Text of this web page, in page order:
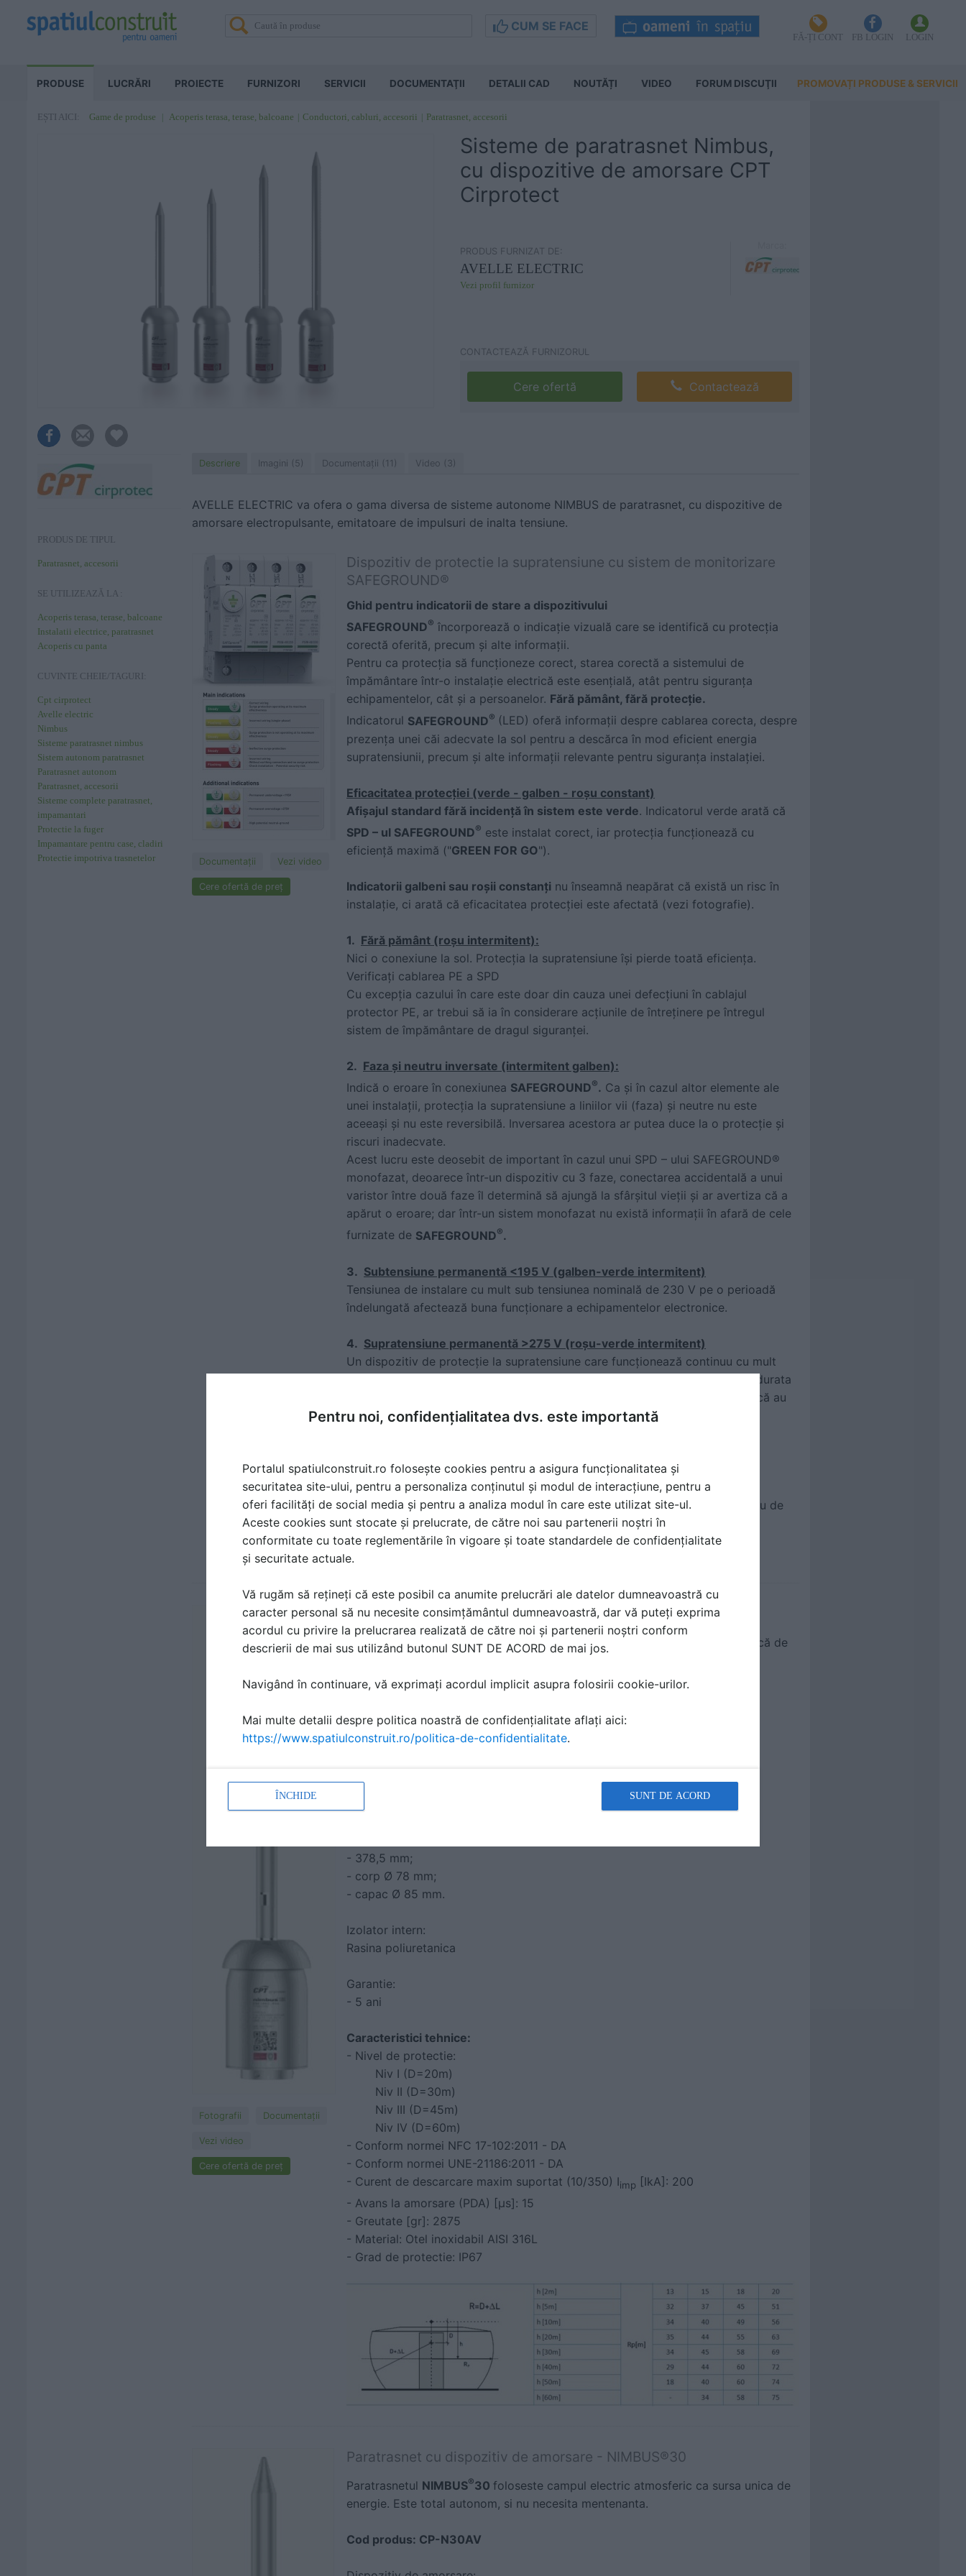
CUM SE FACE
FĂ-ȚI CONT FB LOGIN LOGIN
PRODUSE LUCRĂRI PROIECTE FURNIZORI SERVICII DOCUMENTAŢII DETALII CAD NOUTĂȚI VIDEO FORUM DISCUŢII PROMOVAȚI PRODUSE & SERVICII
EȘTI AICI: Game de produse Acoperis terasa, terase, balcoane Conductori, cabluri, accesorii Paratrasnet, accesorii
Sisteme de paratrasnet Nimbus,
cu dispozitive de amorsare CPT
Cirprotect
PRODUS FURNIZAT DE:
AVELLE ELECTRIC
Vezi profil furnizor
CONTACTEAZĂ FURNIZORUL
Cere ofertă Contactează
PRODUS DE TIPUL
Paratrasnet, accesorii
SE UTILIZEAZĂ LA :
Acoperis terasa, terase, balcoane
Instalatii electrice, paratrasnet
Acoperis cu panta
CUVINTE CHEIE/TAGURI:
Cpt cirprotect
Avelle electric
Nimbus
Sisteme paratrasnet nimbus
Sistem autonom paratrasnet
Paratrasnet autonom
Paratrasnet, accesorii
Sisteme complete paratrasnet,
impamantari
Protectie la fuger
Impamantare pentru case, cladiri
Protectie impotriva trasnetelor
Descriere Imagini (5) Documentaţii (11) Video (3)
AVELLE ELECTRIC va ofera o gama diversa de sisteme autonome NIMBUS de paratrasnet, cu dispozitive de
amorsare electropulsante, emitatoare de impulsuri de inalta tensiune.
Documentaţii Vezi video
Cere ofertă de preț
Dispozitiv de protectie la supratensiune cu sistem de monitorizare
SAFEGROUND®
Ghid pentru indicatorii de stare a dispozitivului
SAFEGROUND® încorporează o indicație vizuală care se identifică cu protecția
corectă oferită, precum și alte informații.
Pentru ca protecția să funcționeze corect, starea corectă a sistemului de
împământare într-o instalație electrică este esențială, atât pentru siguranța
echipamentelor, cât și a persoanelor. Fără pământ, fără protecție.
Indicatorul SAFEGROUND® (LED) oferă informații despre cablarea corecta, despre
prezența unei căi adecvate la sol pentru a descărca în mod eficient energia
supratensiunii, precum și alte informații relevante pentru siguranța instalației.
Eficacitatea protecției (verde - galben - roșu constant)
Afișajul standard fără incidență în sistem este verde. Indicatorul verde arată că
SPD – ul SAFEGROUND® este instalat corect, iar protecția funcționează cu
eficiență maximă ("GREEN FOR GO").
Indicatorii galbeni sau roșii constanți nu înseamnă neapărat că există un risc în
instalație, ci arată că eficacitatea protecției este afectată (vezi fotografie).
1. Fără pământ (roșu intermitent):
Nici o conexiune la sol. Protecția la supratensiune își pierde toată eficiența.
Verificați cablarea PE a SPD
Cu excepția cazului în care este doar din cauza unei defecțiuni în cablajul
protector PE, ar trebui să ia în considerare acțiunile de întreținere pe întregul
sistem de împământare de dragul siguranței.
2. Faza și neutru inversate (intermitent galben):
Indică o eroare în conexiunea SAFEGROUND®. Ca și în cazul altor elemente ale
unei instalații, protecția la supratensiune a liniilor vii (faza) și neutre nu este
aceeași și nu este reversibilă. Inversarea acestora ar putea duce la o protecție și
riscuri inadecvate.
Acest lucru este deosebit de important în cazul unui SPD – ului SAFEGROUND®
monofazat, deoarece într-un dispozitiv cu 3 faze, conectarea accidentală a unui
varistor între două faze îl determină să ajungă la sfârșitul vieții și ar avertiza că a
apărut o eroare; dar într-un sistem monofazat nu există informații în afară de cele
furnizate de SAFEGROUND®.
3. Subtensiune permanentă <195 V (galben-verde intermitent)
Tensiunea de instalare cu mult sub tensiunea nominală de 230 V pe o perioadă
îndelungată afectează buna funcționare a echipamentelor electronice.
4. Supratensiune permanentă >275 V (roșu-verde intermitent)
Un dispozitiv de protecție la supratensiune care funcționează continuu cu mult
peste tensiunea nominală primește uzură grea care poate reduce dramatic durata
de viață utilă și cea a altor echipamente. De asemenea, poate indica faptul că au
fost conectate două faze între terminalul NEUTRAL al dispozitivului și faza
5.Tensiune ridicată neutru-sol (intermitent galben-roșu)
O tensiune ridicată între neutru și sol poate fi un semn al unei defecțiuni a
instalației (derivarea fazei la sol, fără legătură între neutru și sol, dezechilibru de
fază) și este un risc potențial pentru instalație.
Mai multe detalii gasiti aici:
Fotografii Documentaţii
Vezi video
Cere ofertă de preț
Paratrasnet cu dispozitiv de amorsare - NIMBUS®15
ParatrasnetulNIMBUS ®15foloseste campul electric atmosferic ca sursa unică de
energie. Este total autonom si nu necesita mentenanta.
Cod produs: CP-N15AV
Dispozitiv de amorsare:
Electropulsant, emitator de impulsuri de inalta tensiune
Temperatura de functionare:
- 378,5 mm;
- corp Ø 78 mm;
- capac Ø 85 mm.
Izolator intern:
Rasina poliuretanica
Garantie:
- 5 ani
Caracteristici tehnice:
- Nivel de protectie:
	Niv I (D=20m)
	Niv II (D=30m)
	Niv III (D=45m
)
	Niv IV (D=60m)
- Conform normei NFC 17-102:2011 - DA
- Conform normei UNE-21186:2011 - DA
- Curent de descarcare maxim suportat (10/350) Iimp [IkA]: 200
- Avans la amorsare (PDA) [µs]: 15
- Greutate [gr]: 2875
- Material: Otel inoxidabil AISI 316L
- Grad de protectie: IP67
Paratrasnet cu dispozitiv de amorsare - NIMBUS®30
Paratrasnetul NIMBUS®30 foloseste campul electric atmosferic ca sursa unica de
energie. Este total autonom, si nu necesita mentenanta.
Cod produs: CP-N30AV
Pentru noi, confidențialitatea dvs. este importantă
Portalul spatiulconstruit.ro folosește cookies pentru a asigura funcționalitatea și
securitatea site-ului, pentru a personaliza conținutul și modul de interacțiune, pentru a
oferi facilități de social media și pentru a analiza modul în care este utilizat site-ul.
Aceste cookies sunt stocate și prelucrate, de către noi sau partenerii noștri în
conformitate cu toate reglementările în vigoare și toate standardele de confidențialitate
și securitate actuale.
Vă rugăm să rețineți că este posibil ca anumite prelucrări ale datelor dumneavoastră cu
caracter personal să nu necesite consimțământul dumneavoastră, dar vă puteți exprima
acordul cu privire la prelucrarea realizată de către noi și partenerii noștri conform
descrierii de mai sus utilizând butonul SUNT DE ACORD de mai jos.
Navigând în continuare, vă exprimați acordul implicit asupra folosirii cookie-urilor.
Mai multe detalii despre politica noastră de confidențialitate aflați aici:
https://www.spatiulconstruit.ro/politica-de-confidentialitate.
ÎNCHIDE SUNT DE ACORD